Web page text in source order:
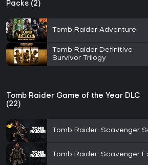
Packs (2)
Tomb Raider Adventure
Tomb Raider Definitive
Survivor Trilogy
Tomb Raider Game of the Year DLC
(22)
Tomb Raider: Scavenger
Tomb Raider: Scavenger